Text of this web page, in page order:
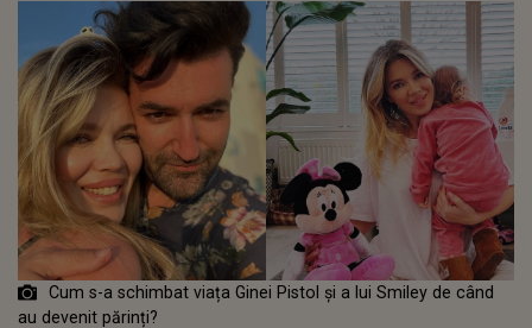
Cum s-a schimbat viața Ginei Pistol și a lui Smiley de când
au devenit părinți?